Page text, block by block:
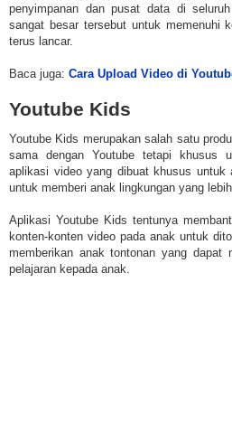
penyimpanan dan pusat data di
sangat besar tersebut untuk memenuhi
terus lancar.
Baca juga: Cara Upload Video di
Youtube Kids
Youtube Kids merupakan salah satu
sama dengan Youtube tetapi khusus
aplikasi video yang dibuat khusus untuk
untuk memberi anak lingkungan yang
Aplikasi Youtube Kids tentunya
konten-konten video pada anak untuk
memberikan anak tontonan yang dapat
pelajaran kepada anak.